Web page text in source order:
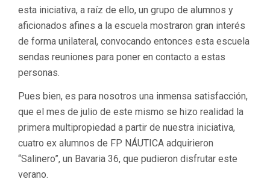
esta iniciativa, a raíz de ello, un grupo de alumnos y
aficionados afines a la escuela mostraron gran interés
de forma unilateral, convocando entonces esta escuela
sendas reuniones para poner en contacto a estas
personas.
Pues bien, es para nosotros una inmensa satisfacción,
que el mes de julio de este mismo se hizo realidad la
primera multipropiedad a partir de nuestra iniciativa,
cuatro ex alumnos de FP NÁUTICA adquirieron
“Salinero”, un Bavaria 36, que pudieron disfrutar este
verano.